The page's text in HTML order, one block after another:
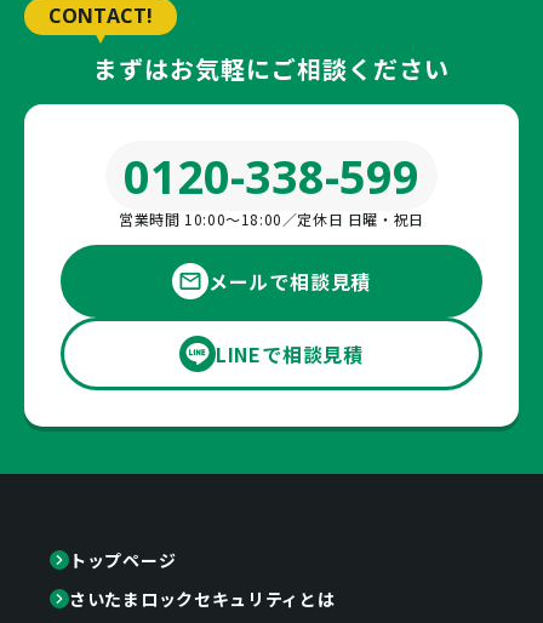
CONTACT!
まずはお気軽にご相談ください
0120-338-599
営業時間 10:00〜18:00／定休日 日曜・祝日
メールで相談見積
LINEで相談見積
トップページ
さいたまロックセキュリティとは